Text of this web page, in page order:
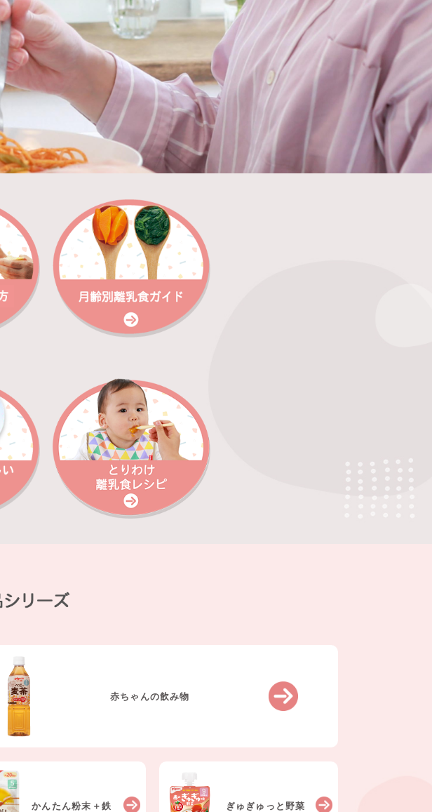
赤ちゃんの飲み物
かんたん粉末 ＋鉄 ぎゅぎゅっと 野菜